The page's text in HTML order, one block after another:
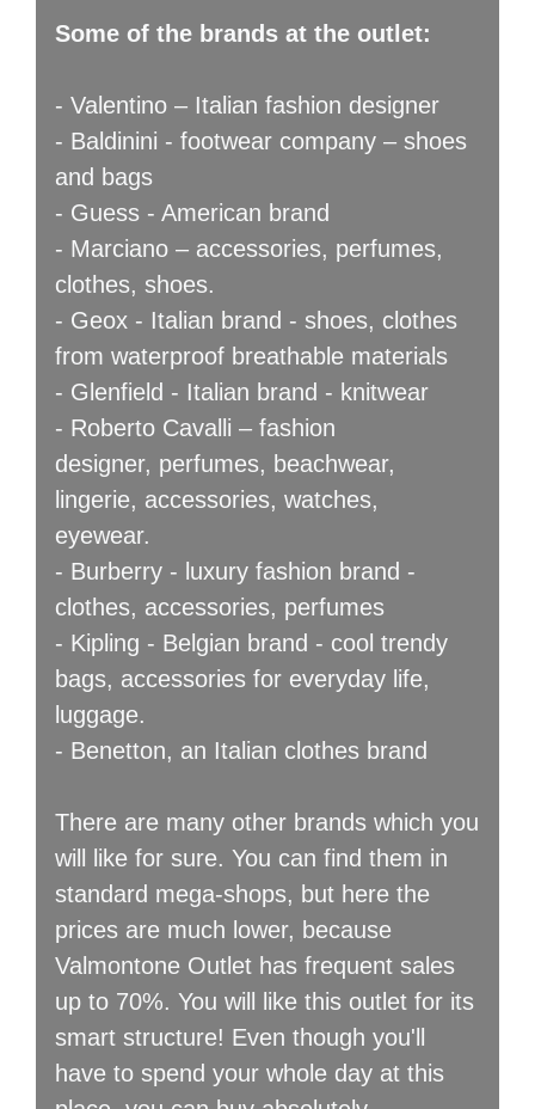
Some of the brands at the outlet:
- Valentino – Italian fashion designer
- Baldinini - footwear company – shoes
and bags
- Guess - American brand
- Marciano – accessories, perfumes,
clothes, shoes.
- Geox - Italian brand - shoes, clothes
from waterproof breathable materials
- Glenfield - Italian brand - knitwear
- Roberto Cavalli – fashion
designer, perfumes, beachwear,
lingerie, accessories, watches,
eyewear.
- Burberry - luxury fashion brand -
clothes, accessories, perfumes
- Kipling - Belgian brand - cool trendy
bags, accessories for everyday life,
luggage.
- Benetton, an Italian clothes brand
There are many other brands which you
will like for sure. You can find them in
standard mega-shops, but here the
prices are much lower, because
Valmontone Outlet has frequent sales
up to 70%. You will like this outlet for its
smart structure! Even though you'll
have to spend your whole day at this